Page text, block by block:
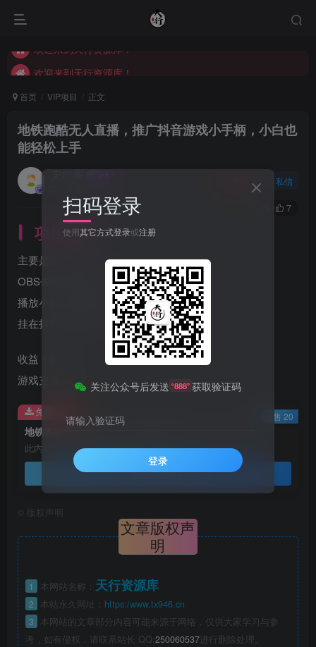
首页 VIP项目 正文
地铁跑酷无人直播，推广抖音游戏小手柄，小白也
能轻松上手
私信
7
项目介绍
主要是通过直播伴侣
OBS去做推流直播
播放小游戏地铁跑酷的视频，
挂在抖音游戏小手柄
收益：音浪
游戏充值流水
此内容为免费资源，请登录后查看
登录查看
免费资源 已售 20
版权声明
文章版权声
明
1 本网站名称： 天行资源库
2 本站永久网址： https:/www.tx946.cn
3
本网站的文章部分内容可能来源于网络，仅供大家学习与参
考，如有侵权，请联系站长 QQ:250060537进行删除处理。
扫码登录
使用其它方式登录或注册
关注公众号后发送 “888” 获取验证码
请输入验证码
登录